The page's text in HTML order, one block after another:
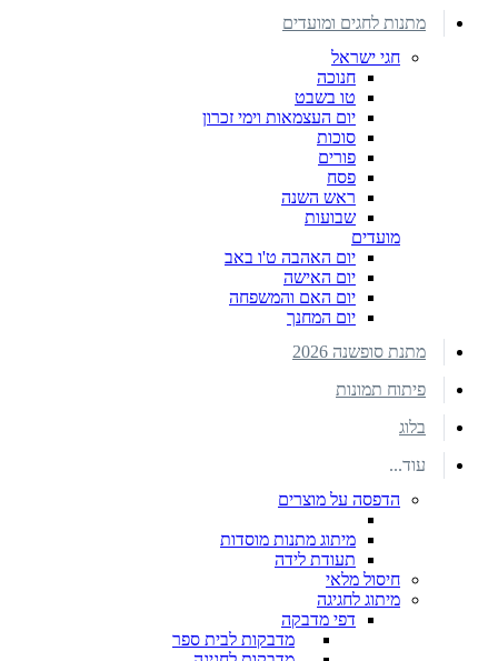
מתנות לחגים ומועדים
חגי ישראל
חנוכה
טו בשבט
יום העצמאות וימי זכרון
סוכות
פורים
פסח
ראש השנה
שבועות
מועדים
יום האהבה ט'ו באב
יום האישה
יום האם והמשפחה
יום המחנך
מתנת סופשנה 2026
פיתוח תמונות
בלוג
עוד...
הדפסה על מוצרים
מיתוג מתנות מוסדות
תעודת לידה
חיסול מלאי
מיתוג לחגיגה
דפי מדבקה
מדבקות לבית ספר